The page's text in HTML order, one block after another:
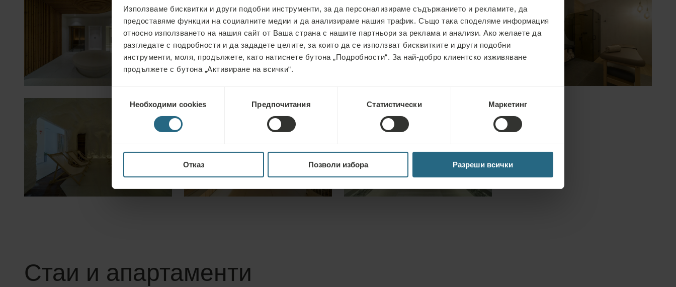
Използваме бисквитки и други подобни инструменти, за да персонализираме съдържанието и рекламите, да
предоставяме функции на социалните медии и да анализираме нашия трафик. Също така споделяме информация
относно използването на нашия сайт от Ваша страна с нашите партньори за реклама и анализи. Ако желаете да
разгледате с подробности и да зададете целите, за които да се използват бисквитките и други подобни
инструменти, моля, продължете, като натиснете бутона „Подробности“. За най-добро клиентско изживяване
продължете с бутона „Активиране на всички“.
Необходими cookies Предпочитания Статистически Маркетинг
Отказ Позволи избора Разреши всички
Стаи и апартаменти